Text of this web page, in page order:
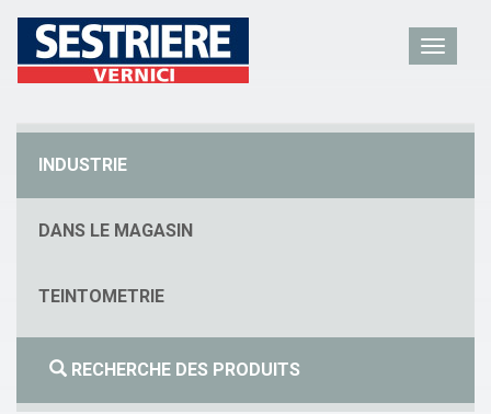
INDUSTRIE
DANS LE MAGASIN
TEINTOMETRIE
RECHERCHE DES PRODUITS